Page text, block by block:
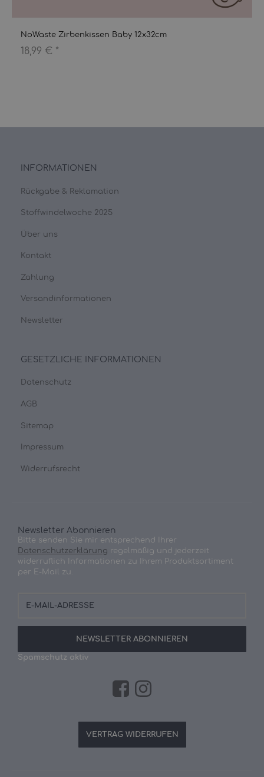
NoWaste Zirbenkissen Baby 12x32cm
18,99 € *
INFORMATIONEN
Rückgabe & Reklamation
Stoffwindelwoche 2025
Über uns
Kontakt
Zahlung
Versandinformationen
Newsletter
GESETZLICHE INFORMATIONEN
Datenschutz
AGB
Sitemap
Impressum
Widerrufsrecht
Newsletter Abonnieren
Bitte senden Sie mir entsprechend Ihrer
Datenschutzerklärung regelmäßig und jederzeit
widerruflich Informationen zu Ihrem Produktsortiment
per E-Mail zu.
Mail-
NEWSLETTER ABONNIEREN
Spamschutz aktiv
VERTRAG WIDERRUFEN